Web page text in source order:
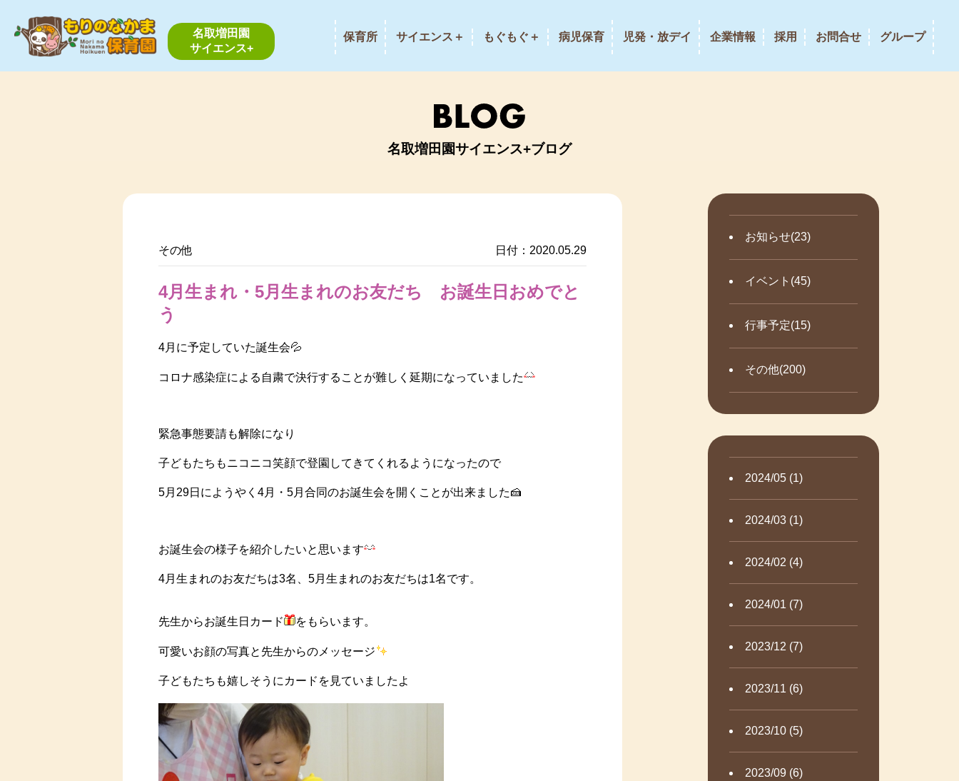
名取増田園
サイエンス+
保育所 サイエンス＋ もぐもぐ＋ 病児保育 児発・放デイ 企業情報 採用 お問合せ グループ
名取増田園サイエンス+ブログ
お知らせ(23)
イベント(45)
行事予定(15)
その他(200)
2024/05 (1)
2024/03 (1)
2024/02 (4)
2024/01 (7)
2023/12 (7)
2023/11 (6)
2023/10 (5)
2023/09 (6)
その他 日付：2020.05.29
4月生まれ・5月生まれのお友だち お誕生日おめでと
う
4月に予定していた誕生会💦
コロナ感染症による自粛で決行することが難しく延期になっていました
緊急事態要請も解除になり
子どもたちもニコニコ笑顔で登園してきてくれるようになったので
5月29日にようやく4月・5月合同のお誕生会を開くことが出来ました🍰
お誕生会の様子を紹介したいと思います
4月生まれのお友だちは3名、5月生まれのお友だちは1名です。
先生からお誕生日カード をもらいます。
可愛いお顔の写真と先生からのメッセージ
子どもたちも嬉しそうにカードを見ていましたよ